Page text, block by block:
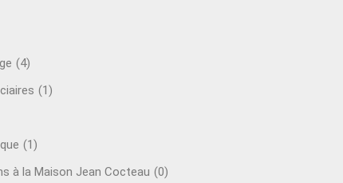
(4)
(1)
(1)
à la Maison Jean Cocteau (0)